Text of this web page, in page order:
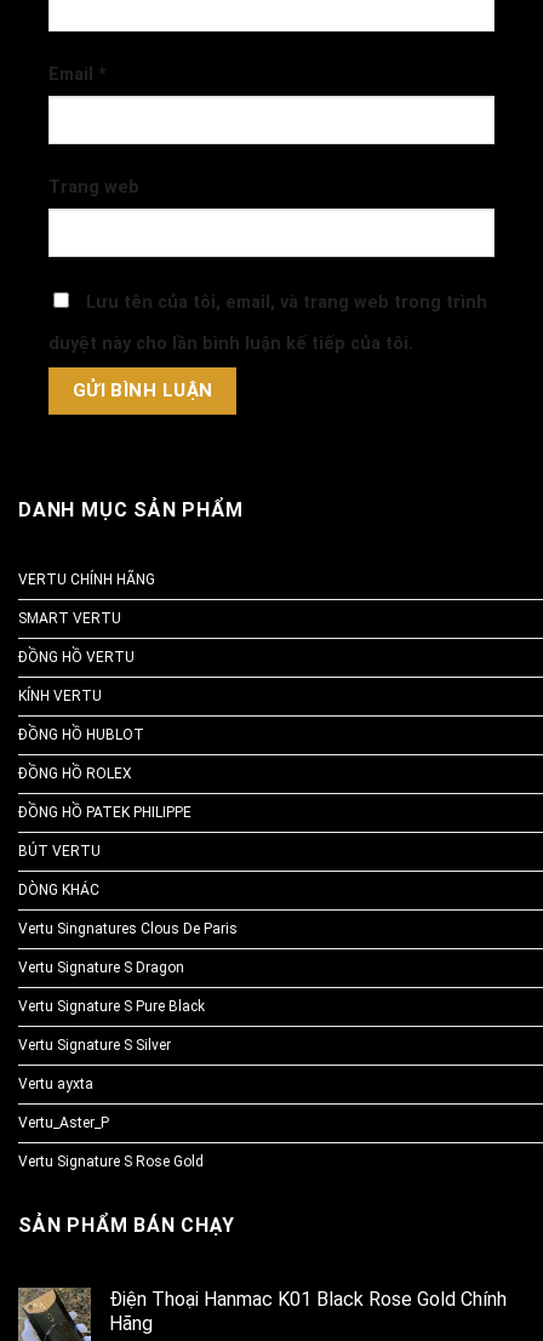
DANH MỤC SẢN PHẨM
VERTU CHÍNH HÃNG
SMART VERTU
ĐỒNG HỒ VERTU
KÍNH VERTU
ĐỒNG HỒ HUBLOT
ĐỒNG HỒ ROLEX
ĐỒNG HỒ PATEK PHILIPPE
BÚT VERTU
DÒNG KHÁC
Vertu Singnatures Clous De Paris
Vertu Signature S Dragon
Vertu Signature S Pure Black
Vertu Signature S Silver
Vertu ayxta
Vertu_Aster_P
Vertu Signature S Rose Gold
SẢN PHẨM BÁN CHẠY
Điện Thoại Hanmac K01 Black Rose Gold Chính
Hãng
Email *
Trang web
Lưu tên của tôi, email, và trang web trong trình
duyệt này cho lần bình luận kế tiếp của tôi.